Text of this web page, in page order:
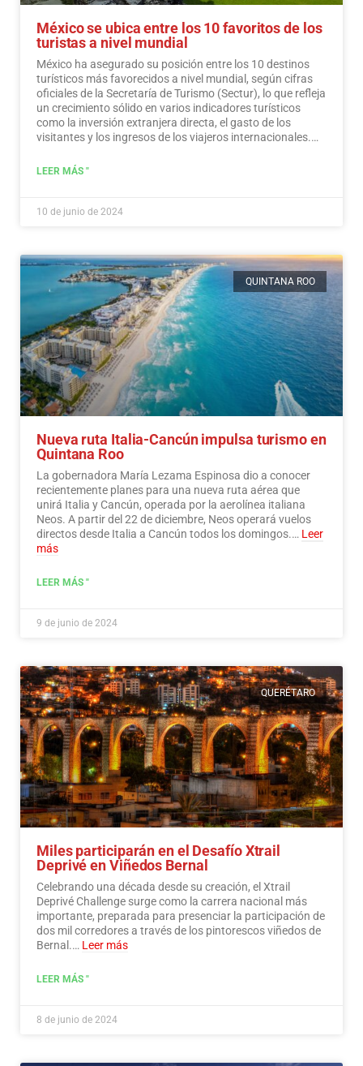
México se ubica entre los 10 favoritos de los
turistas a nivel mundial
México ha asegurado su posición entre los 10 destinos
turísticos más favorecidos a nivel mundial, según cifras
oficiales de la Secretaría de Turismo (Sectur), lo que refleja
un crecimiento sólido en varios indicadores turísticos
como la inversión extranjera directa, el gasto de los
visitantes y los ingresos de los viajeros internacionales.…
LEER MÁS "
10 de junio de 2024
QUINTANA ROO
Nueva ruta Italia-Cancún impulsa turismo en
Quintana Roo
La gobernadora María Lezama Espinosa dio a conocer
recientemente planes para una nueva ruta aérea que
unirá Italia y Cancún, operada por la aerolínea italiana
Neos. A partir del 22 de diciembre, Neos operará vuelos
directos desde Italia a Cancún todos los domingos.… Leer
más
LEER MÁS "
9 de junio de 2024
QUERÉTARO
Miles participarán en el Desafío Xtrail
Deprivé en Viñedos Bernal
Celebrando una década desde su creación, el Xtrail
Deprivé Challenge surge como la carrera nacional más
importante, preparada para presenciar la participación de
dos mil corredores a través de los pintorescos viñedos de
Bernal.… Leer más
LEER MÁS "
8 de junio de 2024